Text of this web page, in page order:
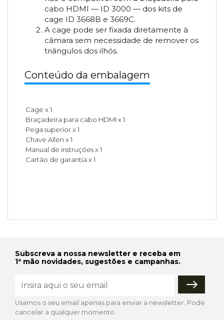
cabo HDMI — ID 3000 — dos kits de
cage ID 3668B e 3669C.
A cage pode ser fixada diretamente à
câmara sem necessidade de remover os
triângulos dos ilhós.
Conteúdo da embalagem
Cage x 1
Braçadeira para cabo HDMI x 1
Pega superior x 1
Chave Allen x 1
Manual de instruções x 1
Cartão de garantia x 1
Subscreva a nossa newsletter e receba em
1ª mão novidades, sugestões e campanhas.
Usamos o seu email apenas para enviar a newsletter. Pode
cancelar a qualquer momento.